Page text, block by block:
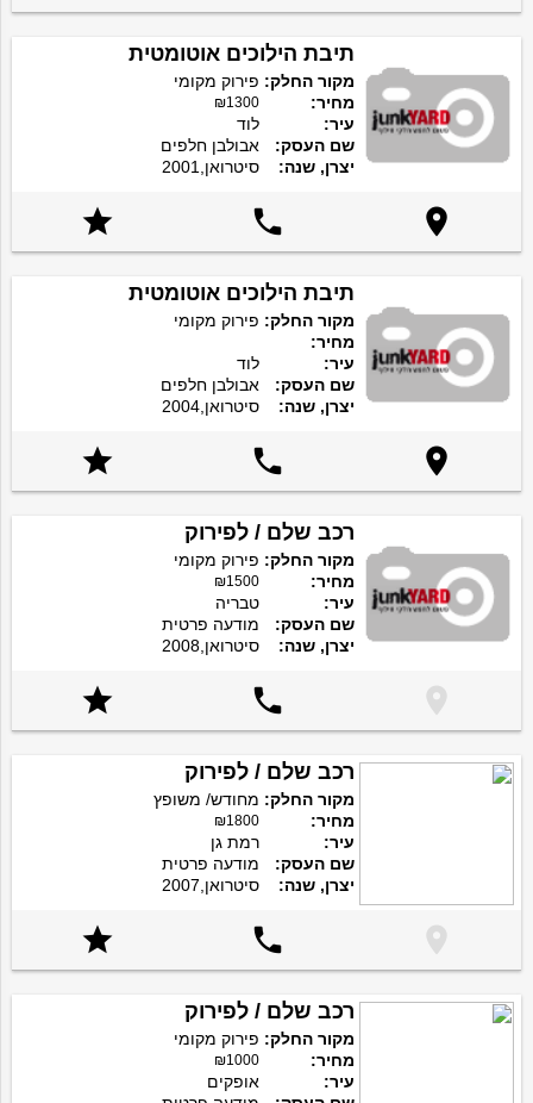
תיבת הילוכים אוטומטית
מקור החלק: פירוק מקומי
מחיר:
₪1300
עיר:
לוד
שם העסק:
אבולבן חלפים
יצרן, שנה:
סיטרואן,2001



תיבת הילוכים אוטומטית
מקור החלק: פירוק מקומי
מחיר:
עיר:
לוד
שם העסק:
אבולבן חלפים
יצרן, שנה:
סיטרואן,2004



רכב שלם / לפירוק
מקור החלק: פירוק מקומי
מחיר:
₪1500
עיר:
טבריה
שם העסק:
מודעה פרטית
יצרן, שנה:
סיטרואן,2008



רכב שלם / לפירוק
מקור החלק: מחודש/ משופץ
מחיר:
₪1800
עיר:
רמת גן
שם העסק:
מודעה פרטית
יצרן, שנה:
סיטרואן,2007



רכב שלם / לפירוק
מקור החלק: פירוק מקומי
מחיר:
₪1000
עיר:
אופקים